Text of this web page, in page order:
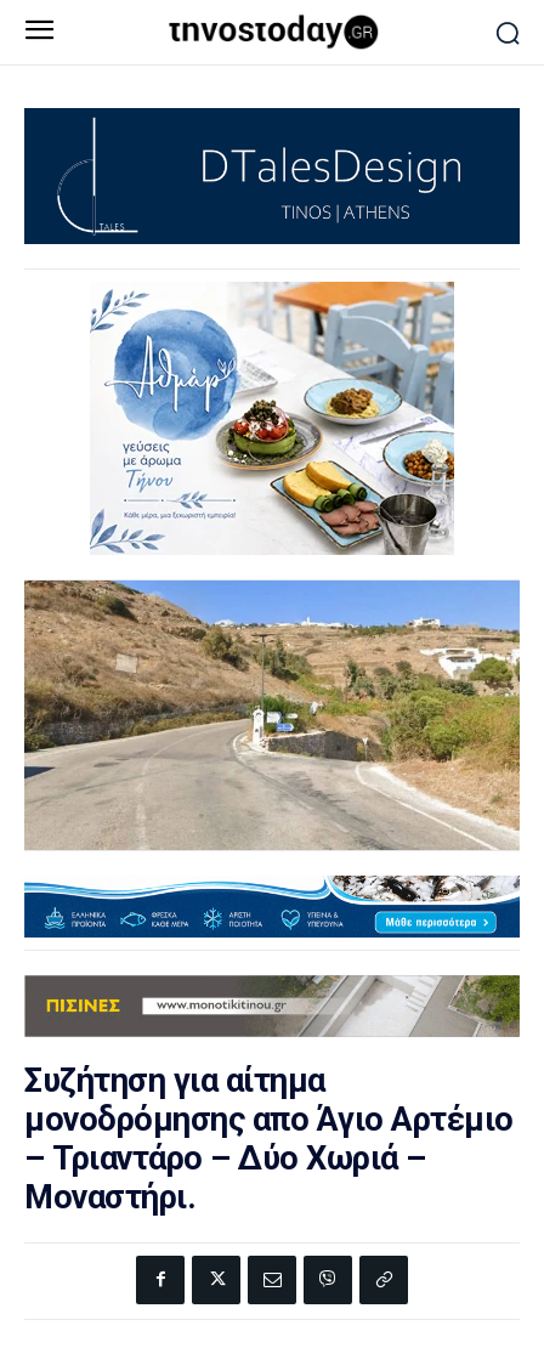
Συζήτηση για αίτημα
μονοδρόμησης απο Άγιο Αρτέμιο
– Τριαντάρο – Δύο Χωριά –
Μοναστήρι.